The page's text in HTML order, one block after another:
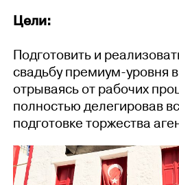
Цели:
Подготовить и
свадьбу премиум-уровня
отрываясь от рабочих
полностью делегировав
подготовке торжества